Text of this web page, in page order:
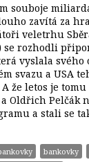
souboje
zavítá za
veletrhu
se rozhodli
vyslala svého
svazu a USA
že letos je
Oldřich Pelčák
a stali se
bankovky